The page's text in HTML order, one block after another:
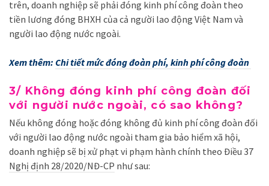
trên, doanh nghiệp sẽ phải đóng kinh phí công đoàn theo
tiền lương đóng BHXH của cả người lao động Việt Nam và
người lao động nước ngoài.
Xem thêm: Chi tiết mức đóng đoàn phí, kinh phí công đoàn
3/ Không đóng kinh phí công đoàn đối
với người nước ngoài, có sao không?
Nếu không đóng hoặc đóng không đủ kinh phí công đoàn đối
với người lao động nước ngoài tham gia bảo hiểm xã hội,
doanh nghiệp sẽ bị xử phạt vi phạm hành chính theo Điều 37
Nghị định 28/2020/NĐ-CP như sau: